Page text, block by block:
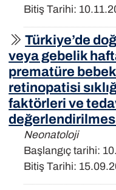
Bitiş Tarihi:
Türkiye’de
veya gebelik
prematüre
retinopatisi
faktörleri ve
Neonatoloji
Başlangıç tarihi:
Bitiş Tarihi: